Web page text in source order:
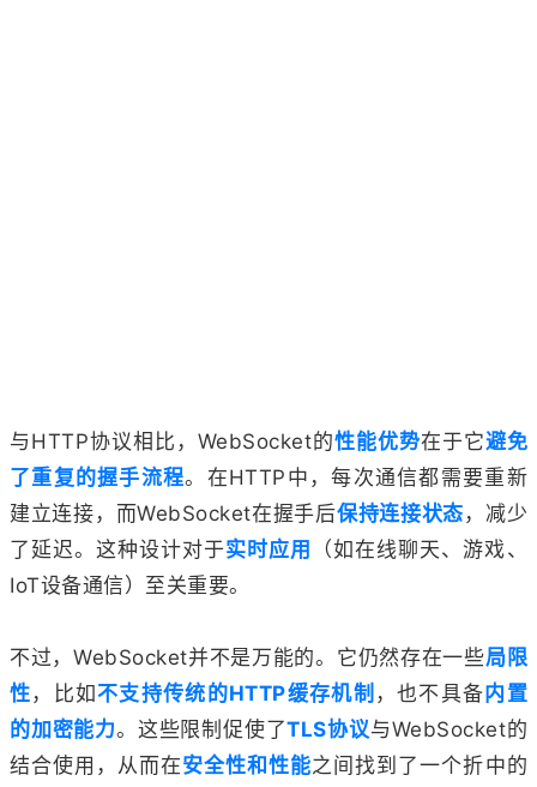
与HTTP协议相比，WebSocket的性能优势在于它避免
了重复的握手流程。在HTTP中，每次通信都需要重新
建立连接，而WebSocket在握手后保持连接状态 ，减少
了延迟。这种设计对于实时应用
（如在线聊天、游戏、
IoT设备通信）至关重要。
不过，WebSocket并不是万能的。它仍然存在一些局限
性 ，比如不支持传统的HTTP缓存机制 ，也不具备内置
的加密能力。这些限制促使了TLS协议与WebSocket的
结合使用，从而在安全性和性能之间找到了一个折中的